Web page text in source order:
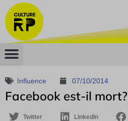
Influence 07/10/2014
Facebook est-il mort?
Twitter LinkedIn